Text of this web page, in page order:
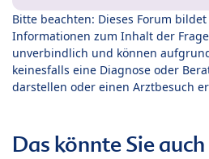
Bitte beachten: Dieses Forum
Informationen zum Inhalt der
unverbindlich und können
keinesfalls eine Diagnose oder
darstellen oder einen Arztbesuch
Das könnte Sie